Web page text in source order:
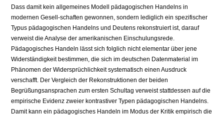
Dass damit kein allgemeines Modell pädagogischen Handelns in
modernen Gesell-schaften gewonnen, sondern lediglich ein spezifischer
Typus pädagogischen Handelns und Deutens rekonstruiert ist, darauf
verweist die Analyse der amerikanischen Einschulungsrede.
Pädagogisches Handeln lässt sich folglich nicht elementar über jene
Widerständigkeit bestimmen, die sich im deutschen Datenmaterial im
Phänomen der Widersprüchlichkeit systematisch einen Ausdruck
verschafft. Der Vergleich der Rekonstruktionen der beiden
Begrüßungsansprachen zum ersten Schultag verweist stattdessen auf die
empirische Evidenz zweier kontrastiver Typen pädagogischen Handelns.
Damit kann ein pädagogisches Handeln im Modus der Kritik empirisch die